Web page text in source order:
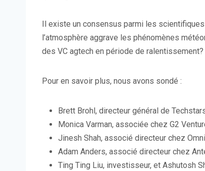
Il existe un consensus parmi les
l’atmosphère aggrave les phénomènes
des VC agtech en période de ralentissement?
Pour en savoir plus, nous avons sondé :
Brett Brohl, directeur général de
Monica Varman, associée chez G2
Jinesh Shah, associé directeur chez
Adam Anders, associé directeur chez
Ting Ting Liu, investisseur, et Ashutosh